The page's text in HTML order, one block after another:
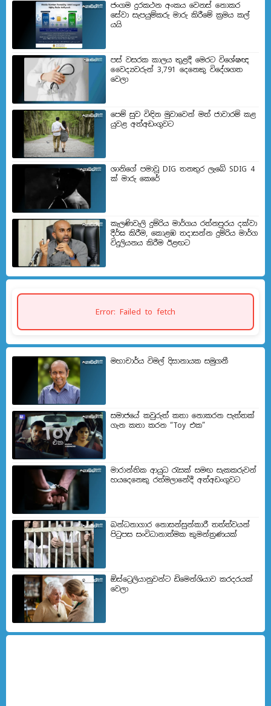
ජංගම දුරකථන අංකය වෙනස් නොකර
සේවා සැපයුම්කරු මාරු කිරීමේ ක්‍රමය කල්
යයි
පස් වසරක කාලය තුළදී මෙරට විශේෂඥ
වෛද්‍යවරුන් 3,791 දෙනෙකු විදේශගත
වෙලා
පෙම් සුව විඳින මුවාවෙන් මත් ජාවාරම් කළ
යුවළ අත්අඩංගුවට
ශානිගේ පමාවූ DIG තනතුර ලැබේ SDIG 4
ක් මාරු කෙරේ
කැලණිවැලි දුම්රිය මාර්ගය රත්නපුරය දක්වා
දීර්ඝ කිරීම, කොළඹ තදාසන්න දුම්රිය මාර්ග
විදුලියනය කිරීම ඊළඟ​ට
Error: Failed to fetch
මහාචාර්ය විමල් දිසානායක සමුගනී
සමාජයේ කවුරුත් කතා නොකරන පැත්තක්
ගැන කතා කරන “Toy එක”
මාරාන්තික ආයුධ රැසක් සමඟ සැකකරුවන්
හයදෙනෙකු රත්මලානේදී අත්අඩංගුවට
බන්ධනාගාර නොසන්සුන්කාරී තත්ත්වයන්
පිටුපස සංවිධානාත්මක කුමන්ත්‍රණයක්
ඕස්ට්‍රෙලියානුවන්ට ඩිමෙන්ශියාව කරදරයක්
වෙලා